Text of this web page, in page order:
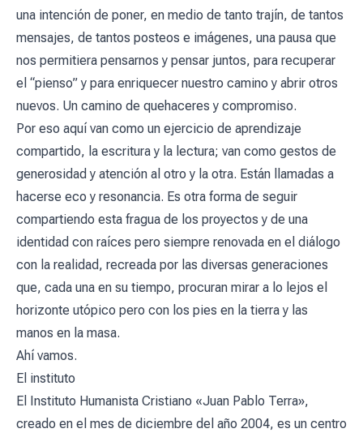
una intención de poner, en medio de tanto trajín, de tantos
mensajes, de tantos posteos e imágenes, una pausa que
nos permitiera pensarnos y pensar juntos, para recuperar
el “pienso” y para enriquecer nuestro camino y abrir otros
nuevos. Un camino de quehaceres y compromiso.
Por eso aquí van como un ejercicio de aprendizaje
compartido, la escritura y la lectura; van como gestos de
generosidad y atención al otro y la otra. Están llamadas a
hacerse eco y resonancia. Es otra forma de seguir
compartiendo esta fragua de los proyectos y de una
identidad con raíces pero siempre renovada en el diálogo
con la realidad, recreada por las diversas generaciones
que, cada una en su tiempo, procuran mirar a lo lejos el
horizonte utópico pero con los pies en la tierra y las
manos en la masa.
Ahí vamos.
El instituto
El Instituto Humanista Cristiano «Juan Pablo Terra»,
creado en el mes de diciembre del año 2004, es un centro